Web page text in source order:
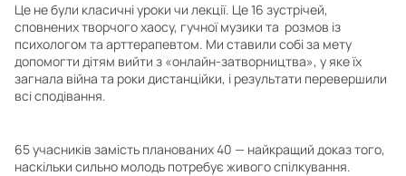
Це не були класичні уроки чи лекції. Це 16 зустрічей,
сповнених творчого хаосу, гучної музики та розмов із
психологом та арттерапевтом. Ми ставили собі за мету
допомогти дітям вийти з «онлайн-затворництва», у яке їх
загнала війна та роки дистанційки, і результати перевершили
всі сподівання.
65 учасників замість планованих 40 — найкращий доказ того,
наскільки сильно молодь потребує живого спілкування.